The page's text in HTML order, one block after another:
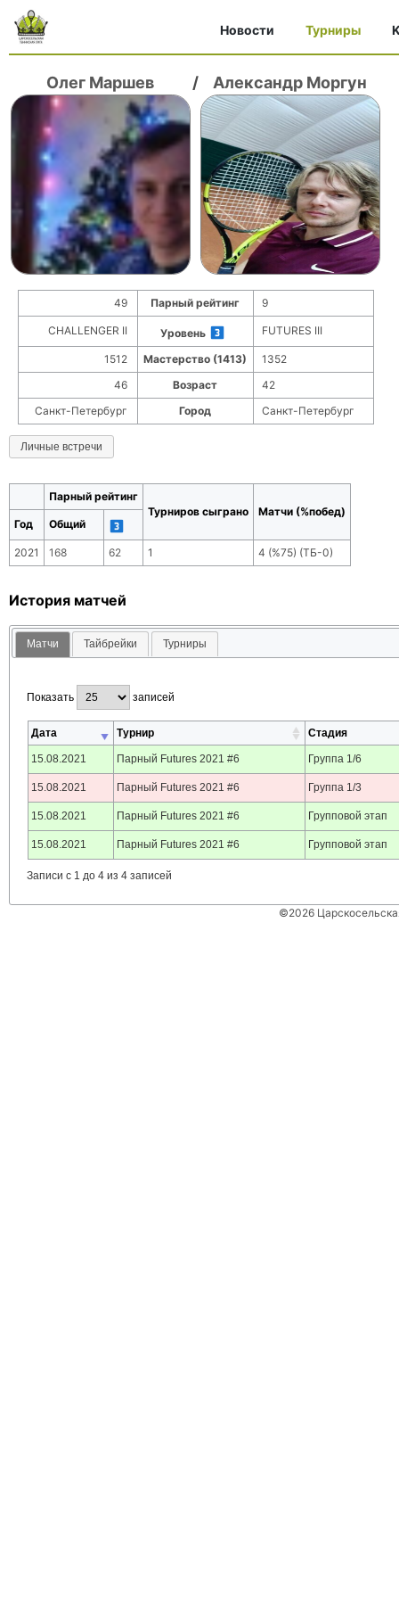
Новости Турниры
Олег Маршев / Александр Моргун
49 Парный рейтинг 9
CHALLENGER II Уровень FUTURES III
1512 Мастерство (1413)
1352
46
Возраст
42
Санкт-Петербург
Город Санкт-Петербург
Личные встречи
Парный рейтинг
Турниров сыграно
Матчи (%побед)
Год
Общий
2021 168 62 1 4 (%75) (ТБ-0)
История матчей
Матчи Тайбрейки Турниры
Показать записей
Дата Турнир Стадия
15.08.2021 Парный Futures 2021 #6 Группа 1/6
15.08.2021 Парный Futures 2021 #6 Группа 1/3
15.08.2021 Парный Futures 2021 #6 Групповой этап
15.08.2021 Парный Futures 2021 #6 Групповой этап
Записи с 1 до 4 из 4 записей
©2026